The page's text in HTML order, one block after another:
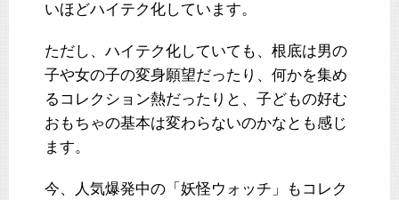
いほどハイテク化しています。
ただし、ハイテク化していても、根底は男の
子や女の子の変身願望だったり、何かを集め
るコレクション熱だったりと、子どもの好む
おもちゃの基本は変わらないのかなとも感じ
ます。
今、人気爆発中の「妖怪ウォッチ」もコレク